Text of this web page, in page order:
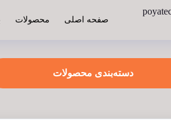
صفحه اصلی محصولات
دسته‌بندی محصولات